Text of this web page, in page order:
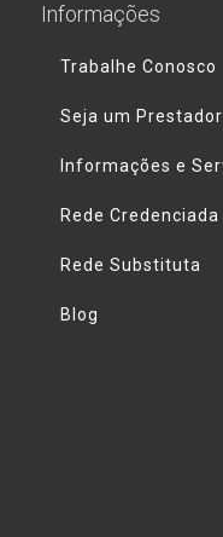
Informações
Trabalhe Conosco
Seja um Prestador
Informações e
Rede Credenciada
Rede Substituta
Blog